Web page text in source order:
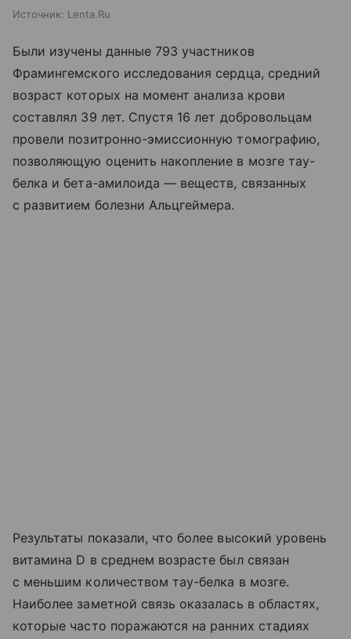
Источник: Lenta.Ru
Были изучены данные 793 участников
Фрамингемского исследования сердца, средний
возраст которых на момент анализа крови
составлял 39 лет. Спустя 16 лет добровольцам
провели позитронно-эмиссионную томографию,
позволяющую оценить накопление в мозге тау-
белка и бета-амилоида — веществ, связанных
с развитием болезни Альцгеймера.
Результаты показали, что более высокий уровень
витамина D в среднем возрасте был связан
с меньшим количеством тау-белка в мозге.
Наиболее заметной связь оказалась в областях,
которые часто поражаются на ранних стадиях